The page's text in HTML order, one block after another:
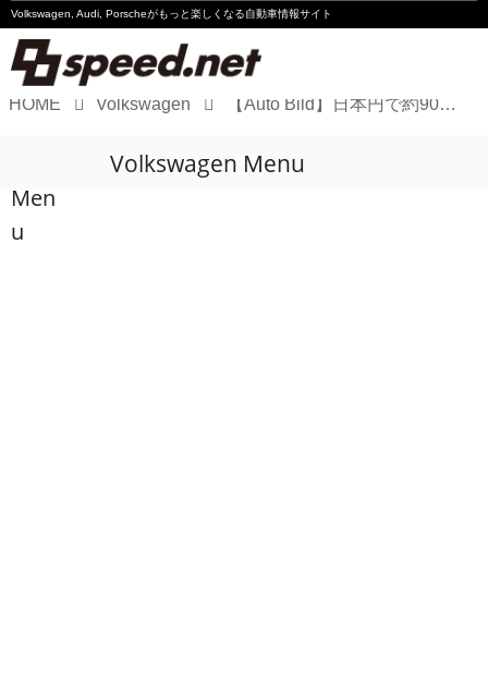
Volkswagen, Audi, Porscheがもっと楽しくなる自動車情報サイト
Audi
HOME Volkswagen 【Auto Bild】日本円で約900万円？「VW Golf R 333 Limited Edition」とは
Men
u
Volkswagen Menu